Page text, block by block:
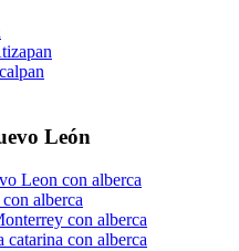
León
Leon con alberca
alberca
con alberca
catarina con alberca